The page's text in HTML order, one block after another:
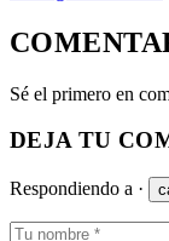
Sé el primero en
DEJA TU
Respondiendo a ·